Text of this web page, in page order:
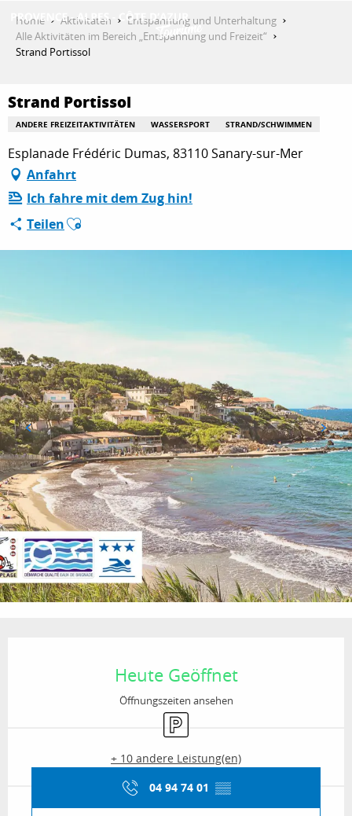
contenu
AKTIVITÄTEN
AUFENTHALT
ESPACE PRO
Home Aktivitäten
Entspannung und Unterhaltung
Alle Aktivitäten im Bereich „Entspannung und Freizeit“
Strand Portissol
Strand Portissol
ANDERE FREIZEITAKTIVITÄTEN WASSERSPORT STRAND/SCHWIMMEN
Esplanade Frédéric Dumas, 83110 Sanary-sur-Mer
Anfahrt
Ich fahre mit dem Zug hin!
TeilenAjouter aux favoris
Heute Geöffnet
Öffnungszeiten ansehen
Parkplatz
+ 10 andere Leistung(en)
04 94 74 01 ▒▒